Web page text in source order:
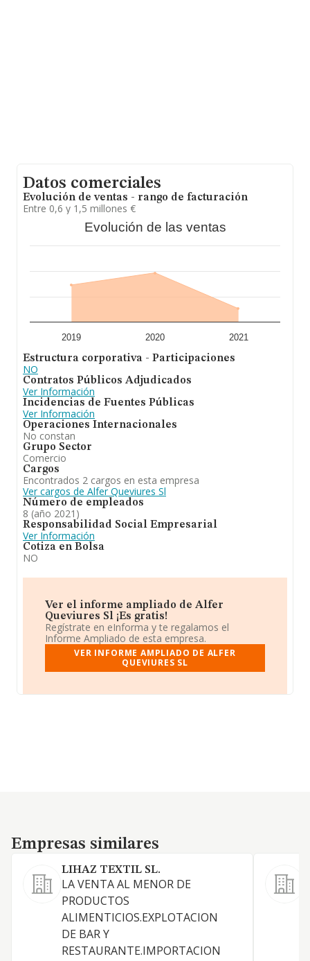
Datos comerciales
Evolución de ventas - rango de facturación
Entre 0,6 y 1,5 millones €
Evolución de las ventas
2019 2020 2021
Estructura corporativa - Participaciones
NO
Contratos Públicos Adjudicados
Ver Información
Incidencias de Fuentes Públicas
Ver Información
Operaciones Internacionales
No constan
Grupo Sector
Comercio
Cargos
Encontrados 2 cargos en esta empresa
Ver cargos de Alfer Queviures Sl
Número de empleados
8 (año 2021)
Responsabilidad Social Empresarial
Ver Información
Cotiza en Bolsa
NO
Ver el informe ampliado de Alfer
Queviures Sl ¡Es gratis!
Regístrate en eInforma y te regalamos el
Informe Ampliado de esta empresa.
VER INFORME AMPLIADO DE ALFER
QUEVIURES SL
Empresas similares
Empresas similares
LIHAZ TEXTIL SL.
LA VENTA AL MENOR DE
PRODUCTOS
ALIMENTICIOS.EXPLOTACION
DE BAR Y
RESTAURANTE.IMPORTACION